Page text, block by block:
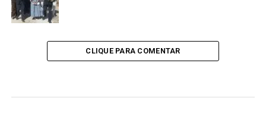
CLIQUE PARA COMENTAR